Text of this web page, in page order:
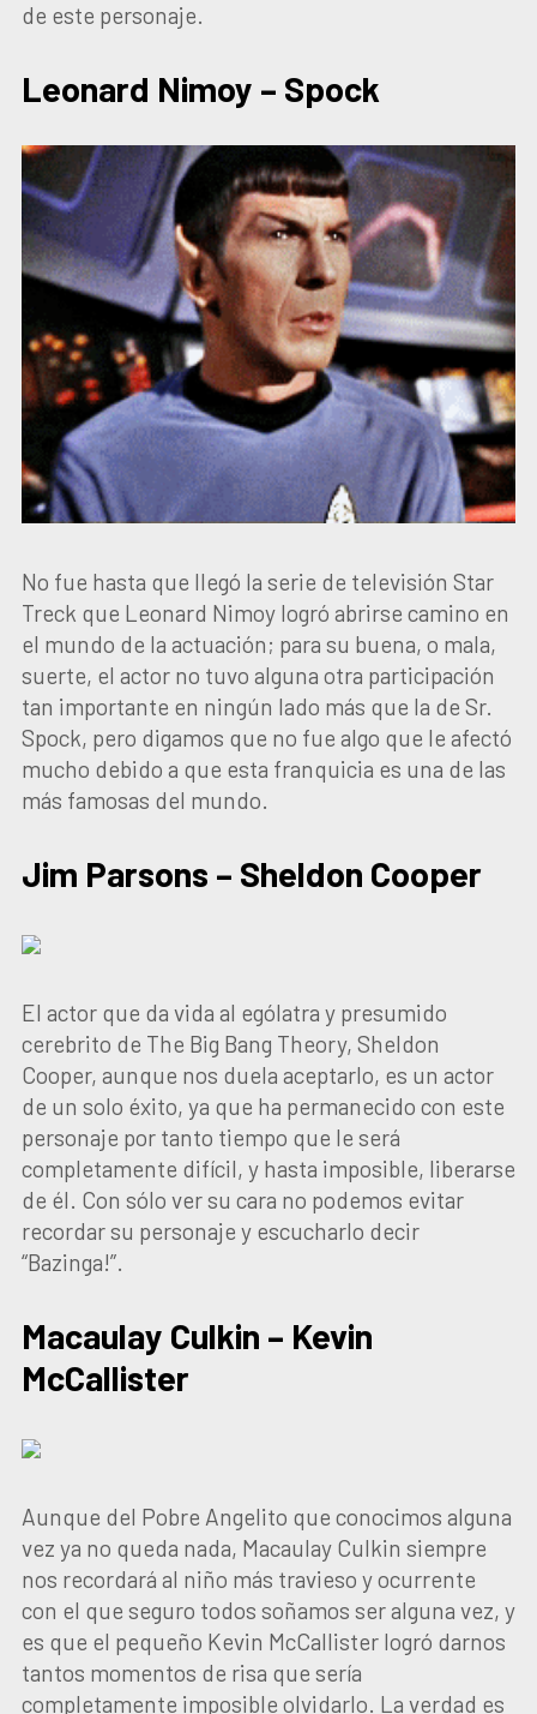
de este personaje.
Leonard Nimoy – Spock
No fue hasta que llegó la serie de televisión Star
Treck que Leonard Nimoy logró abrirse camino en
el mundo de la actuación; para su buena, o mala,
suerte, el actor no tuvo alguna otra participación
tan importante en ningún lado más que la de Sr.
Spock, pero digamos que no fue algo que le afectó
mucho debido a que esta franquicia es una de las
más famosas del mundo.
Jim Parsons – Sheldon Cooper
El actor que da vida al ególatra y presumido
cerebrito de The Big Bang Theory, Sheldon
Cooper, aunque nos duela aceptarlo, es un actor
de un solo éxito, ya que ha permanecido con este
personaje por tanto tiempo que le será
completamente difícil, y hasta imposible, liberarse
de él. Con sólo ver su cara no podemos evitar
recordar su personaje y escucharlo decir
“Bazinga!”.
Macaulay Culkin – Kevin
McCallister
Aunque del Pobre Angelito que conocimos alguna
vez ya no queda nada, Macaulay Culkin siempre
nos recordará al niño más travieso y ocurrente
con el que seguro todos soñamos ser alguna vez, y
es que el pequeño Kevin McCallister logró darnos
tantos momentos de risa que sería
completamente imposible olvidarlo. La verdad es